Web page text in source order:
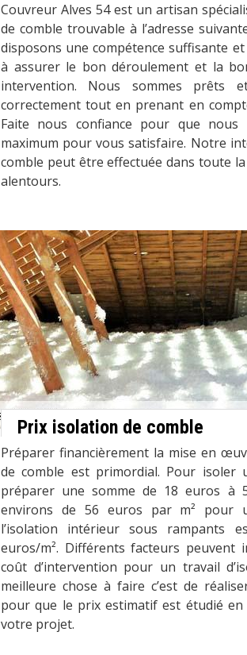
Couvreur Alves 54 est un artisan
de comble trouvable à l’adresse
disposons une compétence suffisante
à assurer le bon déroulement et la
intervention. Nous sommes prêts
correctement tout en prenant en
Faite nous confiance pour que nous
maximum pour vous satisfaire. Notre
comble peut être effectuée dans toute
alentours.
Prix isolation de comble
Préparer financièrement la mise en
de comble est primordial. Pour isoler
préparer une somme de 18 euros à
environs de 56 euros par m² pour
l’isolation intérieur sous rampants
euros/m². Différents facteurs peuvent
coût d’intervention pour un travail
meilleure chose à faire c’est de
pour que le prix estimatif est étudié
votre projet.